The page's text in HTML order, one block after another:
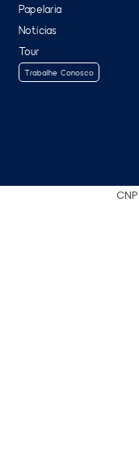
Papelaria
Notícias
Tour
Trabalhe Conosco